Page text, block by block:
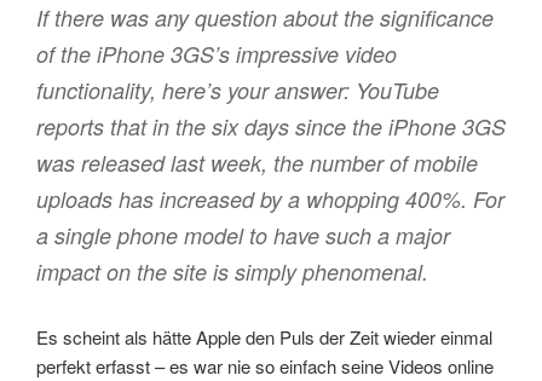
If there was any question about the significance
of the iPhone 3GS’s impressive video
functionality, here’s your answer: YouTube
reports that in the six days since the iPhone 3GS
was released last week, the number of mobile
uploads has increased by a whopping 400%. For
a single phone model to have such a major
impact on the site is simply phenomenal.
Es scheint als hätte Apple den Puls der Zeit wieder einmal
perfekt erfasst – es war nie so einfach seine Videos online